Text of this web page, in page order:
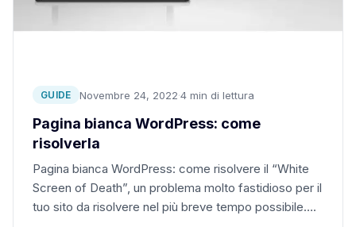
GUIDE Novembre 24, 2022·4 min di lettura
Pagina bianca WordPress: come
risolverla
Pagina bianca WordPress: come risolvere il “White
Screen of Death”, un problema molto fastidioso per il
tuo sito da risolvere nel più breve tempo possibile….